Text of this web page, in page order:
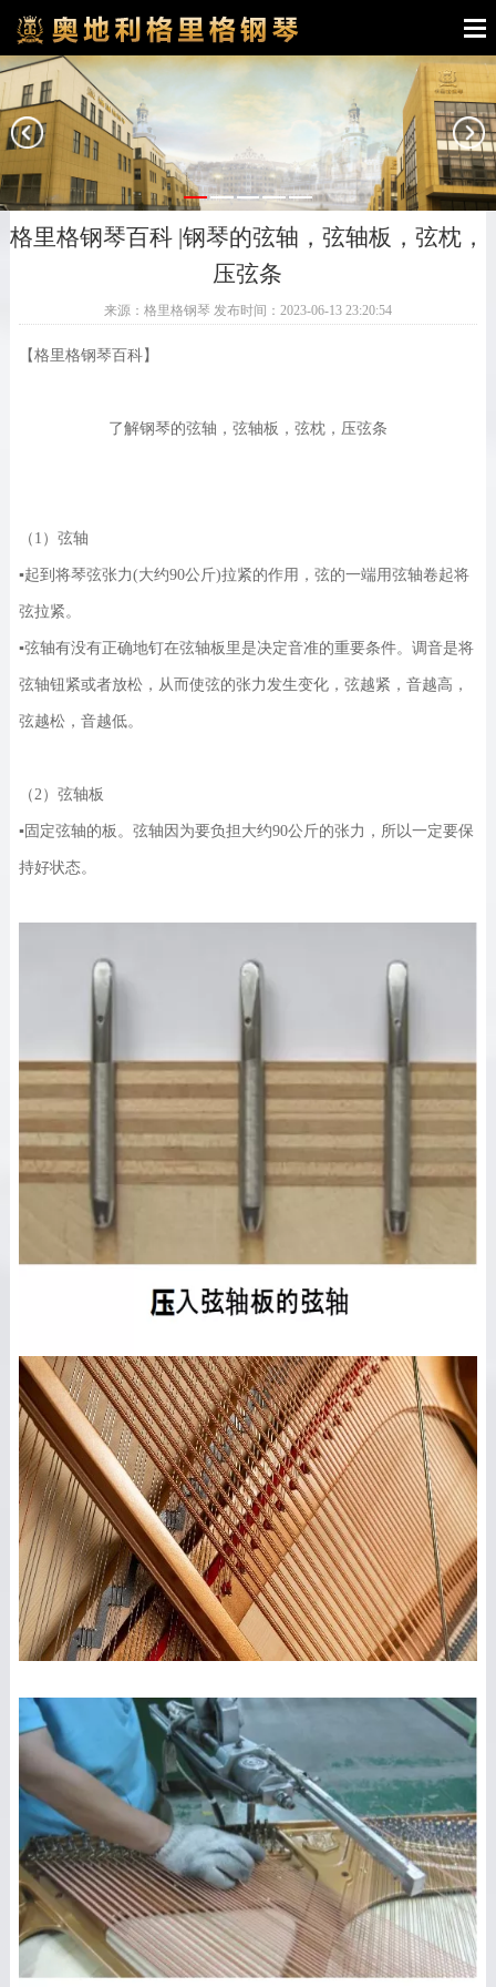
格里格钢琴百科 |钢琴的弦轴，弦轴板，弦枕，
压弦条
来源：格里格钢琴 发布时间：2023-06-13 23:20:54
【格里格钢琴百科】
了解钢琴的弦轴，弦轴板，弦枕，压弦条
（1）弦轴
▪起到将琴弦张力(大约90公斤)拉紧的作用，弦的一端用弦轴卷起将
弦拉紧。
▪弦轴有没有正确地钉在弦轴板里是决定音准的重要条件。调音是将
弦轴钮紧或者放松，从而使弦的张力发生变化，弦越紧，音越高，
弦越松，音越低。
（2）弦轴板
▪固定弦轴的板。弦轴因为要负担大约90公斤的张力，所以一定要保
持好状态。